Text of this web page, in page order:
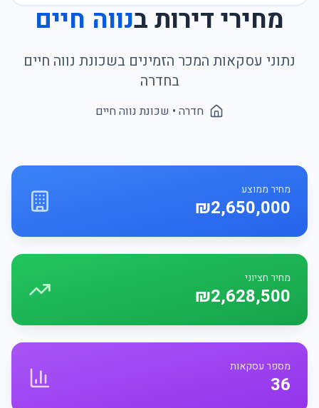
מחירי דירות בנווה חיים
נתוני עסקאות המכר הזמינים בשכונת נווה חיים
בחדרה
חדרה • שכונת נווה חיים
מחיר ממוצע
₪2,650,000
מחיר חציוני
₪2,628,500
מספר עסקאות
36